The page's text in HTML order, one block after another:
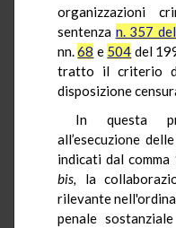
organizzazioni
sentenza n. 357
nn.68 e 504 del
tratto il criterio
disposizione
In questa
all’esecuzione
indicati dal
bis, la
rilevante
penale